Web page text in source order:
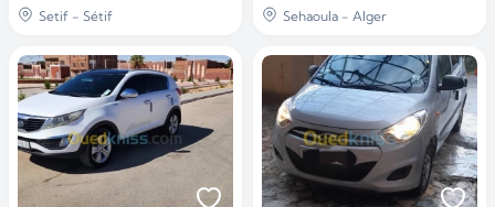
Setif - Sétif Sehaoula - Alger